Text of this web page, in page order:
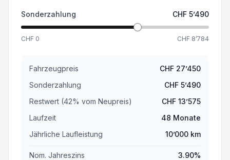
Sonderzahlung CHF 5’490
CHF 0 CHF 8’784
Fahrzeugpreis CHF 27’450
Sonderzahlung
CHF 5’490
Restwert (42% vom Neupreis) CHF 13’575
Laufzeit
48 Monate
Jährliche Laufleistung
10’000 km
Nom. Jahreszins 3.90%